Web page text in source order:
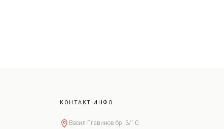
КОНТАКТ ИНФО
Васил Главинов бр. 3/10,